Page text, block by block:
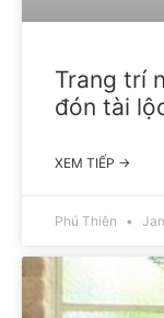
Trang trí
đón tài
XEM TIẾP →
Phú Thiên